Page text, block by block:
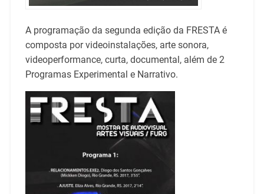
A programação da segunda edição da FRESTA é
composta por videoinstalações, arte sonora,
videoperformance, curta, documental, além de 2
Programas Experimental e Narrativo.